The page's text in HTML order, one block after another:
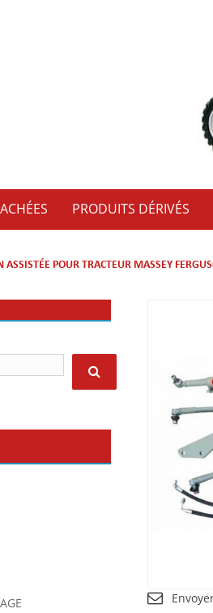
PRODUITS DÉRIVÉS
ASSISTÉE POUR TRACTEUR MASSEY